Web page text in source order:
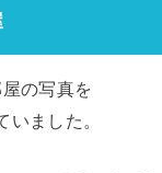
の写真を
いました。